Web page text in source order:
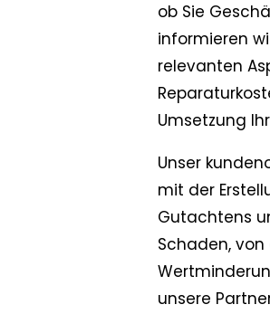
ob Sie
informieren
relevanten
Umsetzung
Unser
mit der
Gutachtens
Schaden,
unsere